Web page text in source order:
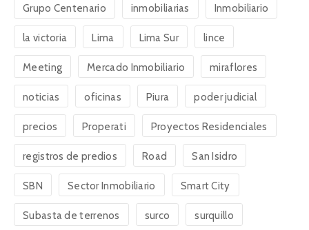
Grupo Centenario inmobiliarias Inmobiliario
la victoria Lima Lima Sur lince
Meeting Mercado Inmobiliario miraflores
noticias oficinas Piura poder judicial
precios Properati Proyectos Residenciales
registros de predios Road San Isidro
SBN Sector Inmobiliario Smart City
Subasta de terrenos surco surquillo